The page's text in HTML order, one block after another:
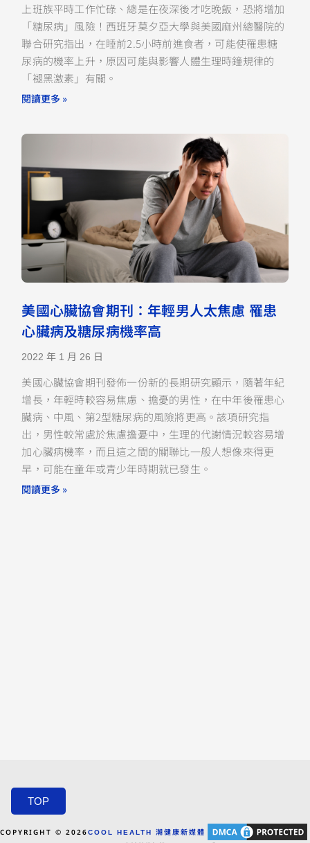
上班族平時工作忙碌、總是在夜深後才吃晚飯，恐將增加
「糖尿病」風險！西班牙莫夕亞大學與美國麻州總醫院的
聯合研究指出，在睡前2.5小時前進食者，可能使罹患糖
尿病的機率上升，原因可能與影響人體生理時鐘規律的
「褪黑激素」有關。
閱讀更多 »
美國心臟協會期刊：年輕男人太焦慮 罹患
心臟病及糖尿病機率高
2022 年 1 月 26 日
美國心臟協會期刊發佈一份新的長期研究顯示，隨著年紀
增長，年輕時較容易焦慮、擔憂的男性，在中年後罹患心
臟病、中風、第2型糖尿病的風險將更高。該項研究指
出，男性較常處於焦慮擔憂中，生理的代謝情況較容易增
加心臟病機率，而且這之間的關聯比一般人想像來得更
早，可能在童年或青少年時期就已發生。
閱讀更多 »
TOP
COPYRIGHT © 2026COOL HEALTH 潮健康新媒體